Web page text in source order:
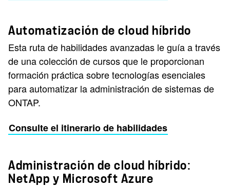
Automatización de cloud híbrido
Esta ruta de habilidades avanzadas le guía a través
de una colección de cursos que le proporcionan
formación práctica sobre tecnologías esenciales
para automatizar la administración de sistemas de
ONTAP.
Consulte el itinerario de habilidades
Administración de cloud híbrido:
NetApp y Microsoft Azure